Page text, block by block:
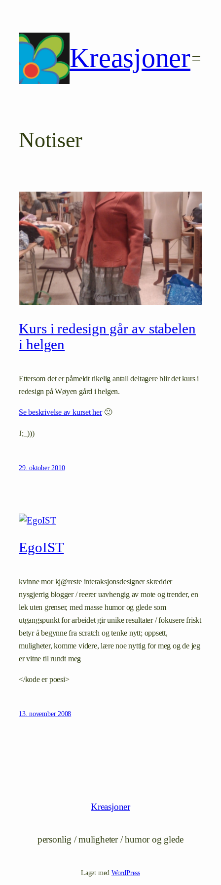
innhold
Kreasjoner
Notiser
Kurs i redesign går av stabelen
i helgen
Ettersom det er påmeldt rikelig antall deltagere blir det kurs i
redesign på Wøyen gård i helgen.
Se beskrivelse av kurset her🙂
J;_)))
29. oktober 2010
EgoIST
kvinne mor kj@reste interaksjonsdesigner skredder
nysgjerrig blogger / reerer uavhengig av mote og trender, en
lek uten grenser, med masse humor og glede som
utgangspunkt for arbeidet gir unike resultater / fokusere friskt
betyr å begynne fra scratch og tenke nytt; oppsett,
muligheter, komme videre, lære noe nyttig for meg og de jeg
er vitne til rundt meg
</kode er poesi>
13. november 2008
Kreasjoner
personlig / muligheter / humor og glede
Laget med WordPress